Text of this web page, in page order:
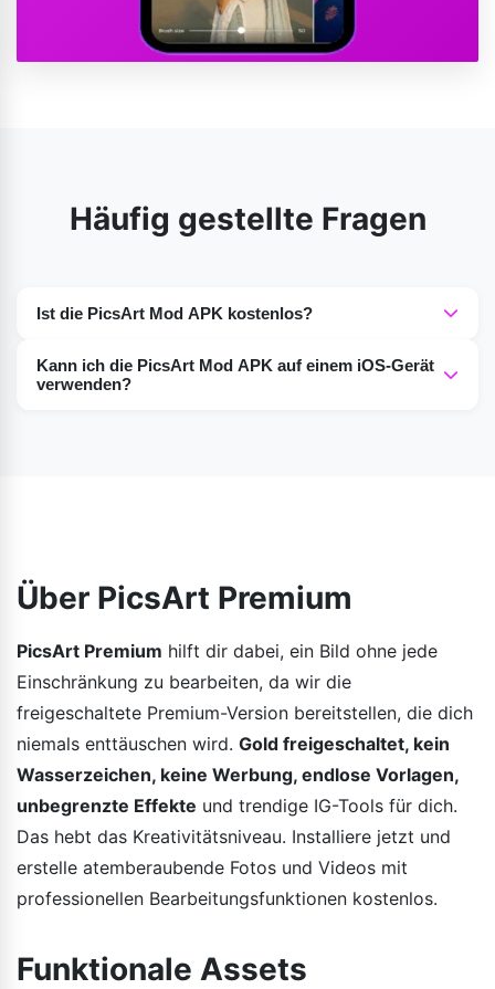
Häufig gestellte Fragen
Ist die PicsArt Mod APK kostenlos?
APK funktionieren offline. Für einige Vorlagen, Filter oder
Kann ich die PicsArt Mod APK auf einem iOS-Gerät
verwenden?
Über PicsArt Premium
PicsArt Premium hilft dir dabei, ein Bild ohne jede
Einschränkung zu bearbeiten, da wir die
freigeschaltete Premium-Version bereitstellen, die dich
niemals enttäuschen wird. Gold freigeschaltet, kein
Wasserzeichen, keine Werbung, endlose Vorlagen,
unbegrenzte Effekte und trendige IG-Tools für dich.
Das hebt das Kreativitätsniveau. Installiere jetzt und
erstelle atemberaubende Fotos und Videos mit
professionellen Bearbeitungsfunktionen kostenlos.
Funktionale Assets